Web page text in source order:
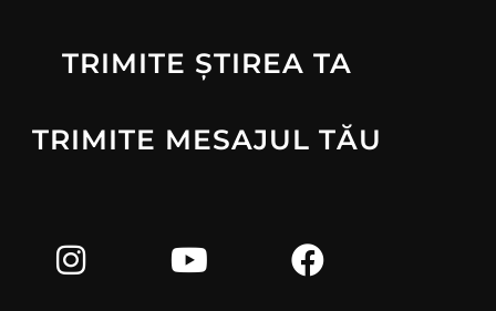
TRIMITE ȘTIREA TA
TRIMITE MESAJUL TĂU